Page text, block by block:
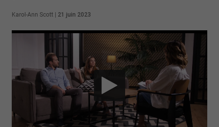
Karol-Ann Scott 21 juin 2023